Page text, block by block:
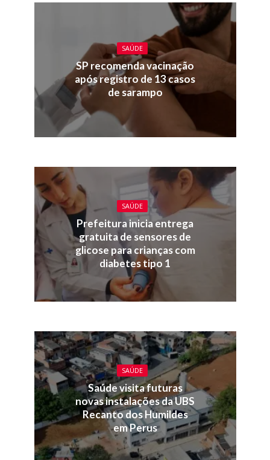
SAÚDE
SP recomenda vacinação
após registro de 13 casos
de sarampo
SAÚDE
Prefeitura inicia entrega
gratuita de sensores de
glicose para crianças com
diabetes tipo 1
SAÚDE
Saúde visita futuras
novas instalações da UBS
Recanto dos Humildes
em Perus